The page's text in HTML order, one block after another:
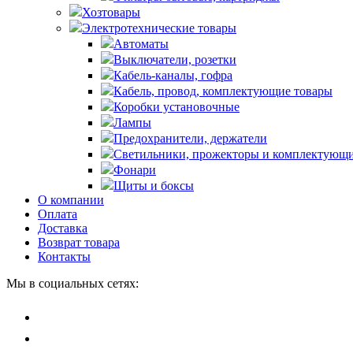
Хозтовары
Электротехнические товары
Автоматы
Выключатели, розетки
Кабель-каналы, гофра
Кабель, провод, комплектующие товары
Коробки установочные
Лампы
Предохранители, держатели
Светильники, прожекторы и
Фонари
Щиты и боксы
О компании
Оплата
Доставка
Возврат товара
Контакты
Мы в социальных сетях: